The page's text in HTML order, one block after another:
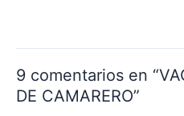
9 comentarios en
DE CAMARERO”